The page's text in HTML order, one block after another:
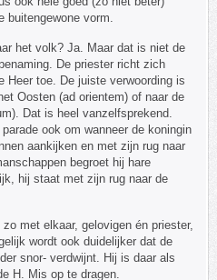
buitengewone vorm.
het volk? Ja. Maar dat is niet de
De priester richt zich
Heer toe. De juiste verwoording is
Oosten (ad orientem) of naar de
Dat is heel vanzelfsprekend.
ook om wanneer de koningin
aankijken en met zijn rug naar
begroet hij hare
hij staat met zijn rug naar de
met elkaar, gelovigen én priester,
wordt ook duidelijker dat de
snor- verdwijnt. Hij is daar als
H. Mis op te dragen.